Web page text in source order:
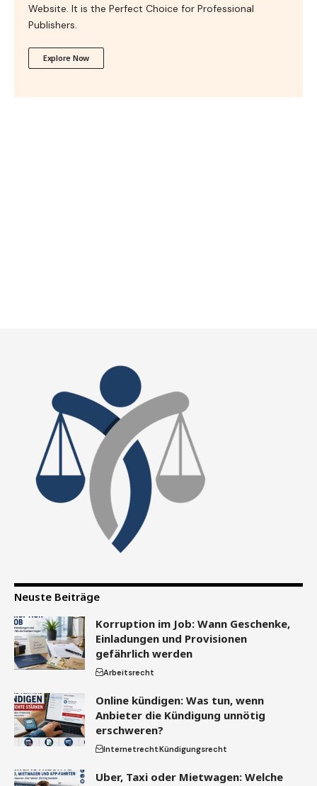
Website. It is the Perfect Choice for Professional
Publishers.
Explore Now
Neuste Beiträge
Korruption im Job: Wann Geschenke,
Einladungen und Provisionen
gefährlich werden
Arbeitsrecht
Online kündigen: Was tun, wenn
Anbieter die Kündigung unnötig
erschweren?
InternetrechtKündigungsrecht
Uber, Taxi oder Mietwagen: Welche